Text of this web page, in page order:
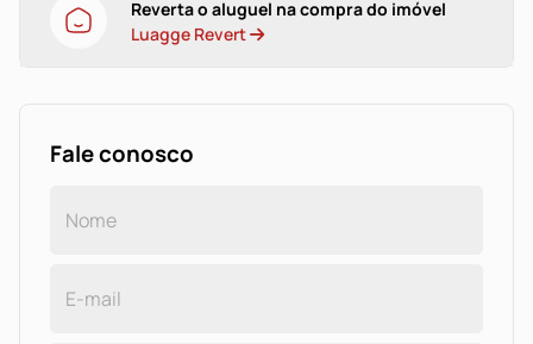
Reverta o aluguel na compra do imóvel
Luagge Revert
Fale conosco